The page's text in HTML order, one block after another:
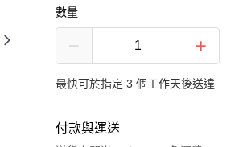
數量
最快可於指定 3 個工作天後送達
付款與運送